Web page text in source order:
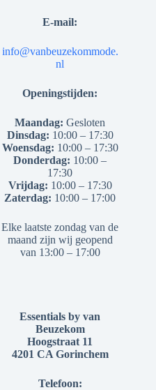
E-mail:
info@vanbeuzekommode.
nl
Openingstijden:
Maandag: Gesloten
Dinsdag: 10:00 – 17:30
Woensdag: 10:00 – 17:30
Donderdag: 10:00 –
17:30
Vrijdag: 10:00 – 17:30
Zaterdag: 10:00 – 17:00
Elke laatste zondag van de
maand zijn wij geopend
van 13:00 – 17:00
Essentials by van
Beuzekom
Hoogstraat 11
4201 CA Gorinchem
Telefoon: